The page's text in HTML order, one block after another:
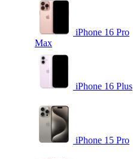
iPhone 16 Pro
Max
iPhone 16 Plus
iPhone 15 Pro